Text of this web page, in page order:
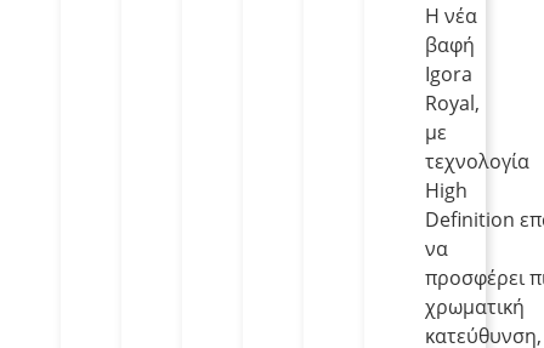
Η νέα
βαφή
Igora
Royal,
με
τεχνολογία
High
Definition
να
προσφέρει
χρωματική
κατεύθυνση,